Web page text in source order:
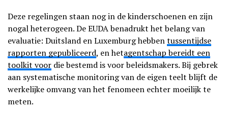
Deze regelingen staan nog in de kinderschoenen en zijn
nogal heterogeen. De EUDA benadrukt het belang van
evaluatie: Duitsland en Luxemburg hebbentussentijdse
rapporten gepubliceerd, en hetagentschap bereidt een
toolkit voor die bestemd is voor beleidsmakers. Bij gebrek
aan systematische monitoring van de eigen teelt blijft de
werkelijke omvang van het fenomeen echter moeilijk te
meten.